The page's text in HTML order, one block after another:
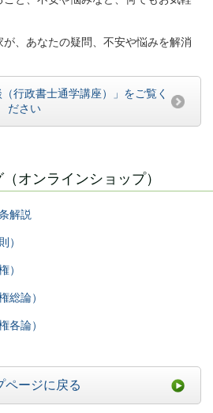
、あなたの疑問、不安や悩みを解消
行政書士通学講座）」をご覧く
ださい
オンラインショップ）
解説
）
）
総論）
各論）
ページに戻る